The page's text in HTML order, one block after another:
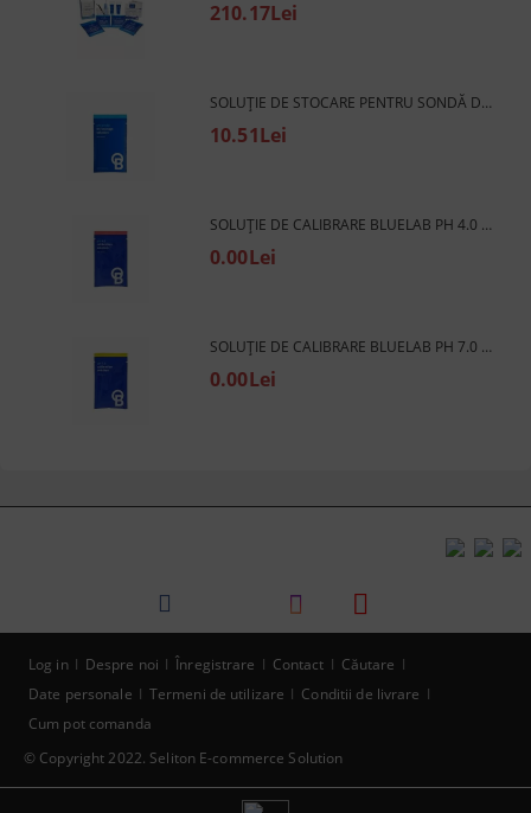
210.17Lei
SOLUȚIE DE STOCARE PENTRU SONDĂ DE PH BLUELAB KCL, PLICULEȚ DE 18 ML - SOLUȚIE DE STOCARE PENTRU SENZOR DE PH - 1 BUC.
10.51Lei
SOLUȚIE DE CALIBRARE BLUELAB PH 4.0 PLICULEȚ DE 18 ML - SOLUȚIE DE CALIBRARE (PH) - 1 BUC.
0.00Lei
SOLUȚIE DE CALIBRARE BLUELAB PH 7.0 PLICULEȚ DE 18 ML - SOLUȚIE DE CALIBRARE (PH) - 1 BUC.
0.00Lei
© Copyright 2022. Seliton E-commerce Solution
Log in Despre noi Înregistrare Contact
Căutare
Date personale
Termeni de utilizare
Conditii de livrare
Cum pot comanda